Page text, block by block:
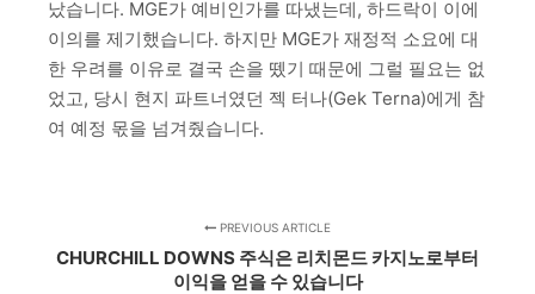
났습니다. MGE가 예비인가를 따냈는데, 하드락이 이에
이의를 제기했습니다. 하지만 MGE가 재정적 소요에 대
한 우려를 이유로 결국 손을 뗐기 때문에 그럴 필요는 없
었고, 당시 현지 파트너였던 젝 터나(Gek Terna)에게 참
여 예정 몫을 넘겨줬습니다.
PREVIOUS ARTICLE
CHURCHILL DOWNS 주식은 리치몬드 카지노로부터
이익을 얻을 수 있습니다